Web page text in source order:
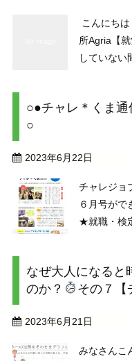
こんにち
所Agria【
していない
ーアルの
○●チャレ＊くま
○
2023年6月22日
チャレジョ
６月号がで
★就職・検
他…さらに
ナー』の ...
なぜ大人になると
のか？
その７【
2023年6月21日
みなさんこ